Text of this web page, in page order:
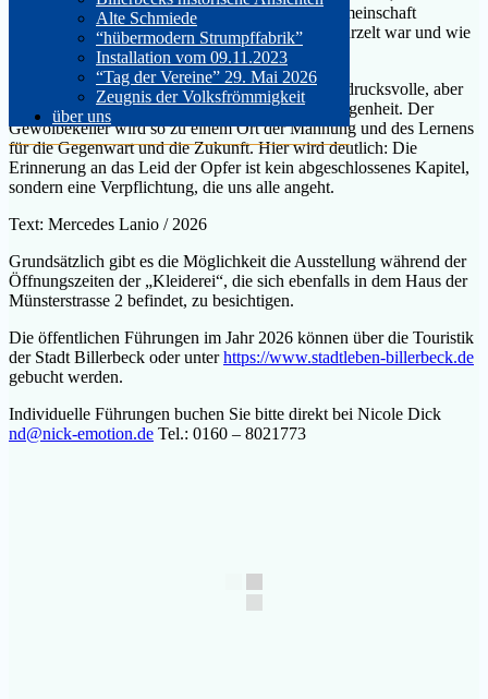
Alte Schmiede
“hübermodern Strumpffabrik”
Installation vom 09.11.2023
“Tag der Vereine” 29. Mai 2026
Zeugnis der Volksfrömmigkeit
über uns
Filme veranschaulichen, wie tief die jüdische Gemeinschaft
Billerbecks in das gesellschaftliche Gefüge verwurzelt war und wie
grausam sie daraus gerissen wurde.
An einer Führung Teilnehmende erleben eine eindrucksvolle, aber
auch emotional fordernde Reise durch die Vergangenheit. Der
Gewölbekeller wird so zu einem Ort der Mahnung und des Lernens
für die Gegenwart und die Zukunft. Hier wird deutlich: Die
Erinnerung an das Leid der Opfer ist kein abgeschlossenes Kapitel,
sondern eine Verpflichtung, die uns alle angeht.
Text: Mercedes Lanio / 2026
Grundsätzlich gibt es die Möglichkeit die Ausstellung während der
Öffnungszeiten der „Kleiderei“, die sich ebenfalls in dem Haus der
Münsterstrasse 2 befindet, zu besichtigen.
Die öffentlichen Führungen im Jahr 2026 können über die Touristik
der Stadt Billerbeck oder unterhttps://www.stadtleben-billerbeck.de
gebucht werden.
Individuelle Führungen buchen Sie bitte direkt bei Nicole Dick
nd@nick-emotion.de Tel.: 0160 – 8021773